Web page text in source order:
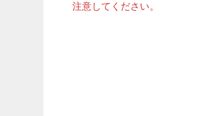
注意してください。